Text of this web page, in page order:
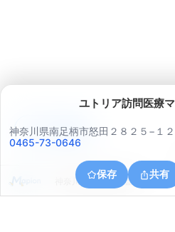
ユトリア訪問医療
神奈川県南足柄市怒田２８２５−１２
0465-73-0646
保存 共有
神奈川県南足柄市壗下
アプリで見る